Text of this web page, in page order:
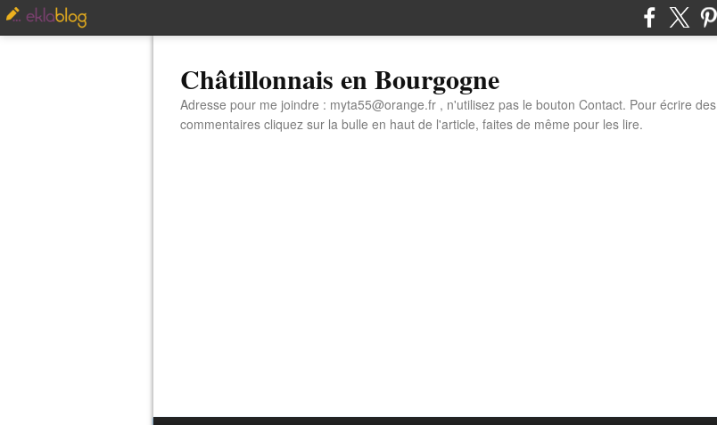
Châtillonnais en Bourgogne
Adresse pour me joindre : myta55@orange.fr , n'utilisez pas le bouton Contact. Pour écrire des
commentaires cliquez sur la bulle en haut de l'article, faites de même pour les lire.